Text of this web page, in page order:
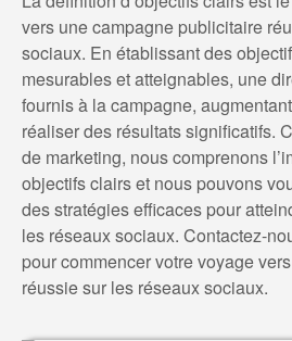
vers une campagne publicitaire
sociaux. En établissant des
mesurables et atteignables, une
fournis à la campagne,
réaliser des résultats significatifs.
de marketing, nous comprenons
objectifs clairs et nous pouvons
des stratégies efficaces pour
les réseaux sociaux. Contactez-
pour commencer votre voyage
réussie sur les réseaux sociaux.